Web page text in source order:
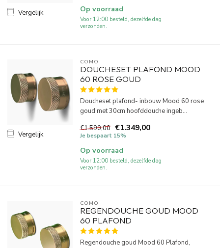
Vergelijk Op voorraad
Voor 12:00 besteld, dezelfde dag
verzonden.
Vergelijk
COMO
DOUCHESET PLAFOND MOOD
60 ROSE GOUD
Doucheset plafond- inbouw Mood 60 rose
goud met 30cm hoofddouche ingeb...
€1.590,00 €1.349,00
Je bespaart 15%
Op voorraad
Voor 12:00 besteld, dezelfde dag
verzonden.
COMO
REGENDOUCHE GOUD MOOD
60 PLAFOND
Regendouche goud Mood 60 Plafond,